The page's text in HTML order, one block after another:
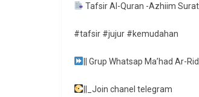
Tafsir Al-Quran -Azhiim
#tafsir #jujur #kemudahan
|| Grup Whatsap Ma’had Ar-
||_Join chanel telegram